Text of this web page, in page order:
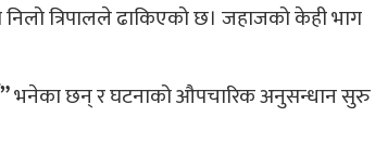
त्रिपालले ढाकिएको छ। जहाजको केही भाग
भनेका छन् र घटनाको औपचारिक अनुसन्धान सुरु